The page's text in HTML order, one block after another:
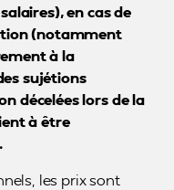
en cas de
(notamment
à la
sujétions
décelées lors de la
à être
les prix sont